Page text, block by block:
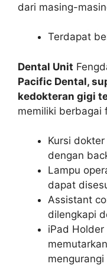
dari masing-
Terdapat
Dental Unit
Pacific Dental,
kedokteran gigi
memiliki berbagai
Kursi
dengan
Lampu
dapat
Assistant
dilengkapi
iPad